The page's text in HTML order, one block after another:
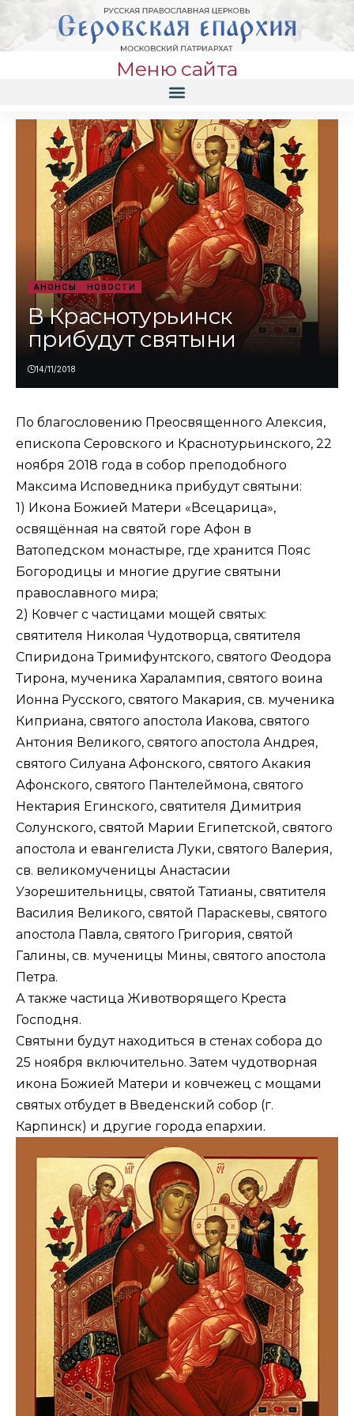
Меню сайта
АНОНСЫ НОВОСТИ
В Краснотурьинск
прибудут святыни
14/11/2018
По благословению Преосвященного Алексия,
епископа Серовского и Краснотурьинского, 22
ноября 2018 года в собор преподобного
Максима Исповедника прибудут святыни:
1) Икона Божией Матери «Всецарица»,
освящённая на святой горе Афон в
Ватопедском монастыре, где хранится Пояс
Богородицы и многие другие святыни
православного мира;
2) Ковчег с частицами мощей святых:
святителя Николая Чудотворца, святителя
Спиридона Тримифунтского, святого Феодора
Тирона, мученика Харалампия, святого воина
Ионна Русского, святого Макария, св. мученика
Киприана, святого апостола Иакова, святого
Антония Великого, святого апостола Андрея,
святого Силуана Афонского, святого Акакия
Афонского, святого Пантелеймона, святого
Нектария Егинского, святителя Димитрия
Солунского, святой Марии Египетской, святого
апостола и евангелиста Луки, святого Валерия,
св. великомученицы Анастасии
Узорешительницы, святой Татианы, святителя
Василия Великого, святой Параскевы, святого
апостола Павла, святого Григория, святой
Галины, св. мученицы Мины, святого апостола
Петра.
А также частица Животворящего Креста
Господня.
Святыни будут находиться в стенах собора до
25 ноября включительно. Затем чудотворная
икона Божией Матери и ковчежец с мощами
святых отбудет в Введенский собор (г.
Карпинск) и другие города епархии.